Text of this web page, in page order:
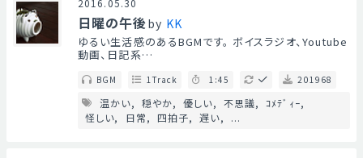
2016.05.30
日曜の午後by KK
ゆるい生活感のあるBGMです。 ボイスラジオ、Youtube
動画、日記系…
BGM 1Track 1:45 201968
温かい 穏やか 優しい 不思議
ｺﾒﾃﾞｨｰ
怪しい
日常 四拍子 遅い ...